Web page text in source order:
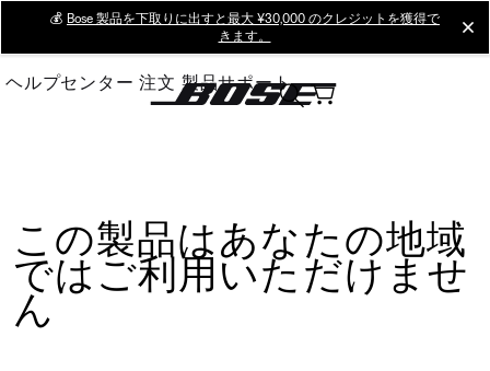
Main
💰 Bose 製品を下取りに出すと最大 ¥30,000 のクレジットを獲得で
きます。
ヘルプセンター 注文 製品サポート
この製品はあなたの地域
ではご利用いただけませ
ん